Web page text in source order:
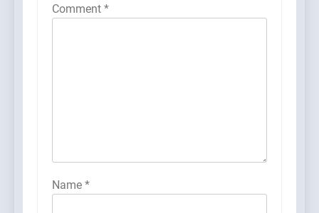
Comment *
Name *